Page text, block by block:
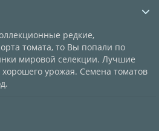
редкие,
томата, то Вы попали по
мировой селекции. Лучшие
хорошего урожая. Семена томатов